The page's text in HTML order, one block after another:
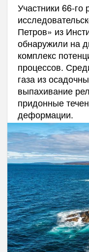
Участники 66-го
Петров» из
обнаружили на
комплекс
процессов.
газа из
выпахивание
придонные
деформации.